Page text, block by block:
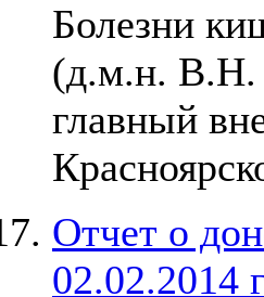
Болезни
(д.м.н. В.Н.
главный
Отчет о
02.02.2014